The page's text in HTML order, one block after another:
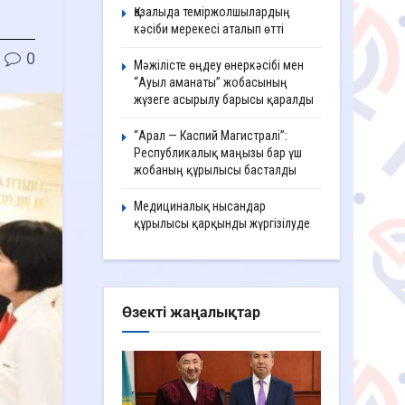
0
Қазалыда теміржолшылардың
кәсіби мерекесі аталып өтті
Мәжілісте өңдеу өнеркәсібі мен
“Ауыл аманаты” жобасының
жүзеге асырылу барысы қаралды
“Арал — Каспий Магистралі”:
Республикалық маңызы бар үш
жобаның құрылысы басталды
Медициналық нысандар
құрылысы қарқынды жүргізілуде
Өзекті жаңалықтар